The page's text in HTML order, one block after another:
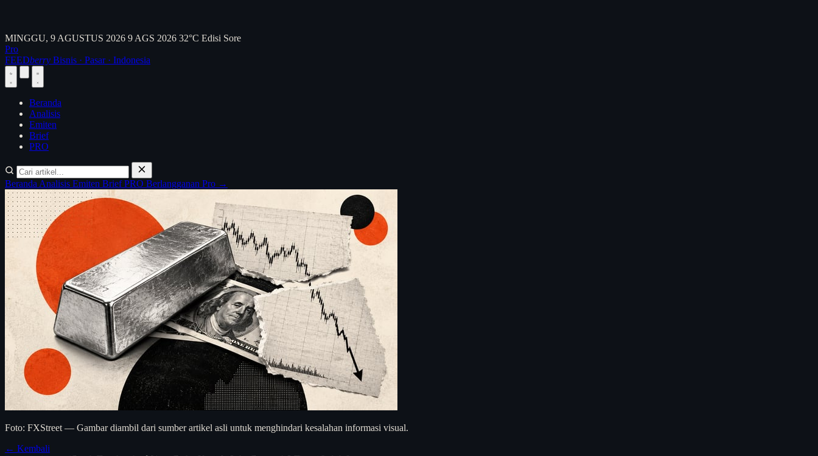
MINGGU, 9 AGUSTUS 2026 9 AGS 2026 32°C Edisi Sore
Pro
FEEDberry Bisnis · Pasar · Indonesia
Beranda
Analisis
Emiten
Brief
PRO
Beranda Analisis Emiten BriefPRO Berlangganan Pro →
Foto: FXStreet — Gambar diambil dari sumber artikel asli untuk menghindari kesalahan informasi visual.
← Kembali